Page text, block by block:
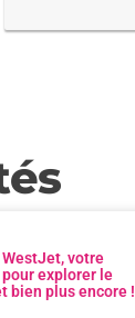
votre
explorer le
bien plus encore !